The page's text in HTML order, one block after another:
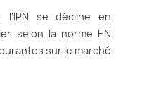
l'IPN se décline en
selon la norme EN
sur le marché